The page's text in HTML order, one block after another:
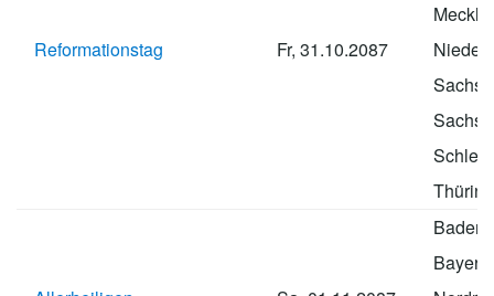
Reformationstag Fr, 31.10.2087
Bayern